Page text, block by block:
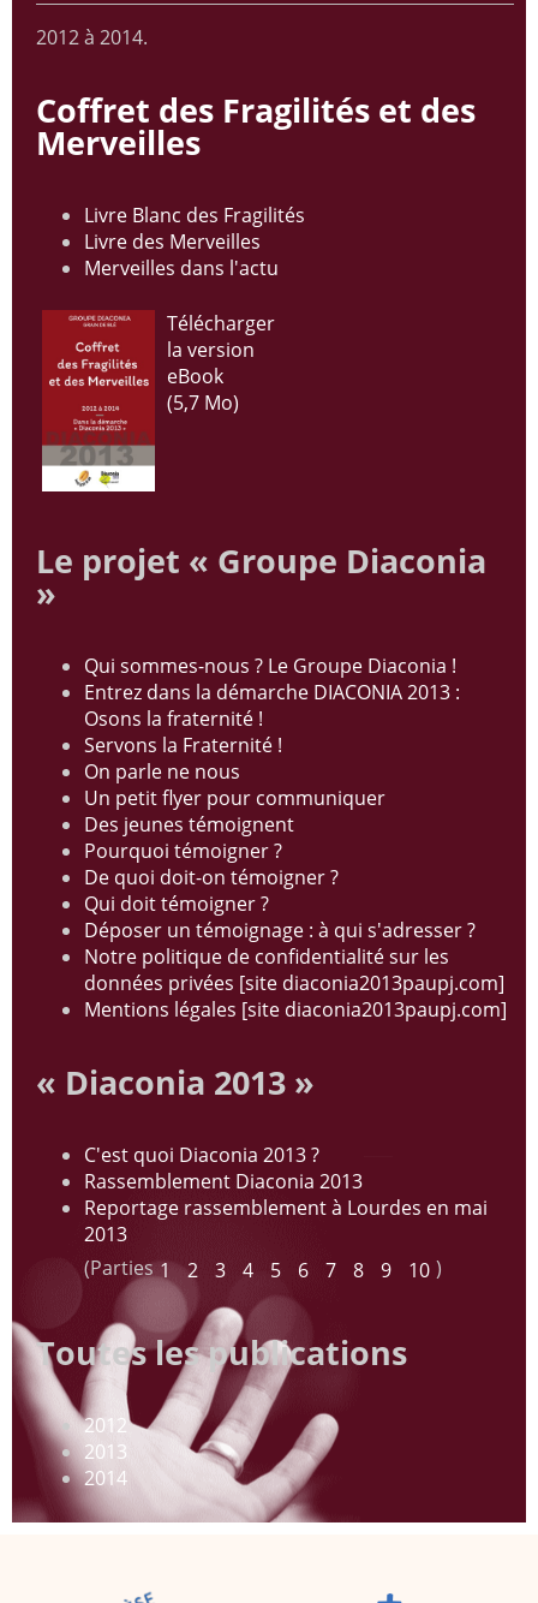
2012 à 2014.
Coffret des Fragilités et des
Merveilles
Livre Blanc des Fragilités
Livre des Merveilles
Merveilles dans l'actu
Télécharger
la version
eBook
(5,7 Mo)
Le projet « Groupe Diaconia
»
Qui sommes-nous ? Le Groupe Diaconia !
Entrez dans la démarche DIACONIA 2013 :
Osons la fraternité !
Servons la Fraternité !
On parle ne nous
Un petit flyer pour communiquer
Des jeunes témoignent
Pourquoi témoigner ?
De quoi doit-on témoigner ?
Qui doit témoigner ?
Déposer un témoignage : à qui s'adresser ?
Notre politique de confidentialité sur les
données privées [site diaconia2013paupj.com]
Mentions légales [site diaconia2013paupj.com]
« Diaconia 2013 »
C'est quoi Diaconia 2013 ?
Rassemblement Diaconia 2013
Reportage rassemblement à Lourdes en mai
2013
(Parties 1 2 3 4 5 6 7 8 9 10 )
Toutes les publications
2012
2013
2014